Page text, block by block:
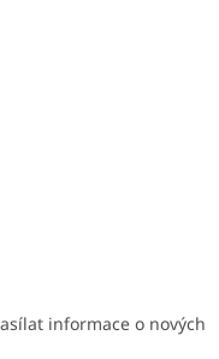
informace o nových